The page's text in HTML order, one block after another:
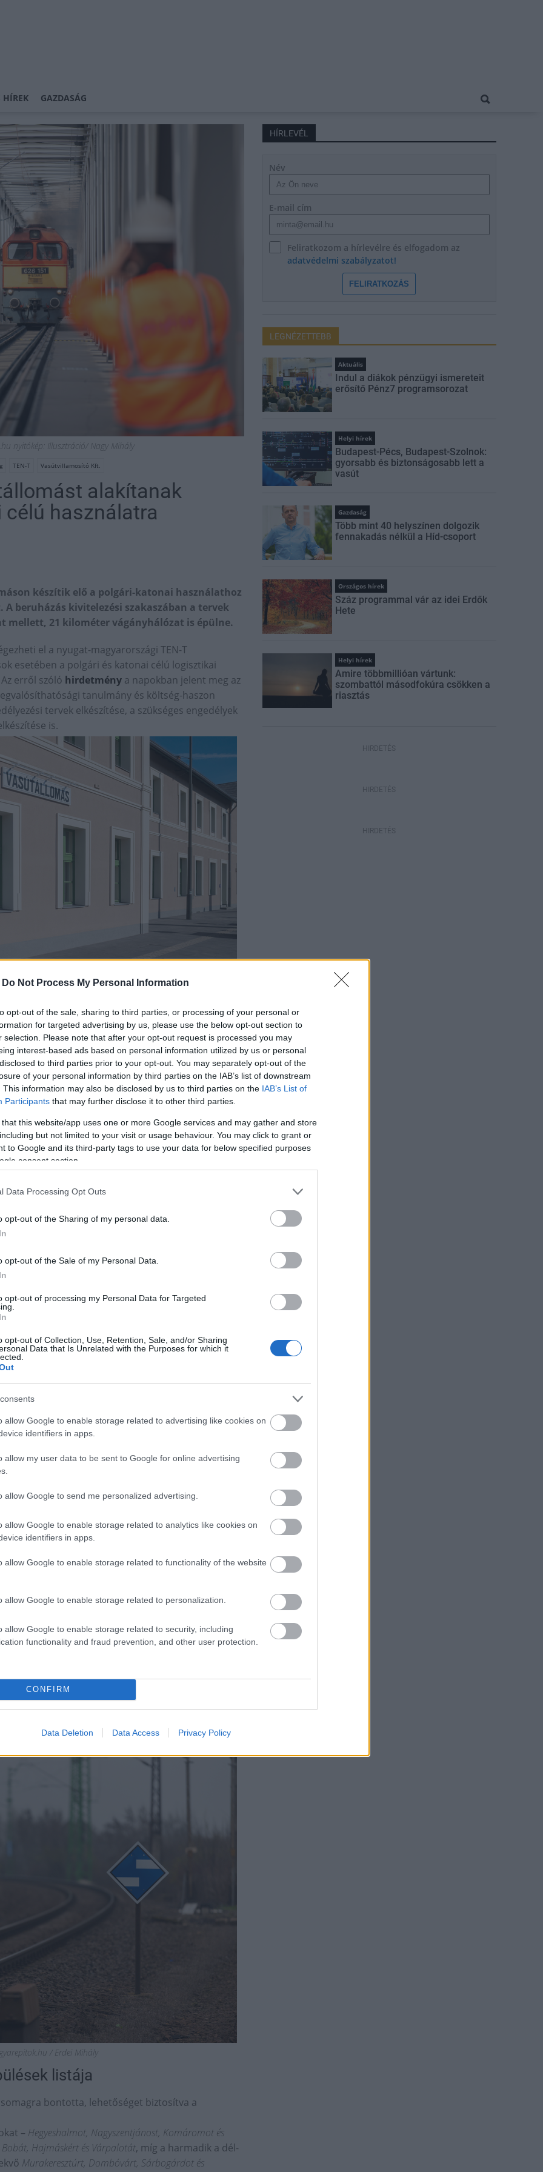
Do Not Process My Personal Information
opt-out of the sale, sharing to third parties, or processing of your personal or
for targeted advertising by us, please use the below opt-out section to
selection. Please note that after your opt-out request is processed you may
interest-based ads based on personal information utilized by us or personal
to third parties prior to your opt-out. You may separately opt-out of the
of your personal information by third parties on the IAB’s list of downstream
This information may also be disclosed by us to third parties on the IAB’s List of
Participants that may further disclose it to other third parties.
that this website/app uses one or more Google services and may gather and store
but not limited to your visit or usage behaviour. You may click to grant or
to Google and its third-party tags to use your data for below specified purposes
consent section.
Data Processing Opt Outs
opt-out of the Sharing of my personal data.
opt-out of the Sale of my Personal Data.
opt-out of processing my Personal Data for Targeted
opt-out of Collection, Use, Retention, Sale, and/or Sharing
Data that Is Unrelated with the Purposes for which it
allow Google to enable storage related to advertising like cookies on
identifiers in apps.
allow my user data to be sent to Google for online advertising
allow Google to send me personalized advertising.
allow Google to enable storage related to analytics like cookies on
identifiers in apps.
allow Google to enable storage related to functionality of the website
allow Google to enable storage related to personalization.
allow Google to enable storage related to security, including
functionality and fraud prevention, and other user protection.
CONFIRM
Data Deletion Data Access Privacy Policy
HÍREK GAZDASÁG
nyitókép: Illusztráció/ Nagy Mihály
TEN-T Vasútvillamosító Kft.
alakítanak
használatra
készítik elő a polgári-katonai használathoz
beruházás kivitelezési szakaszában a tervek
21 kilométer vágányhálózat is épülne.
el a nyugat-magyarországi TEN-T
esetében a polgári és katonai célú logisztikai
erről szóló hirdetmény a napokban jelent meg az
tanulmány és költség-haszon
tervek elkészítése, a szükséges engedélyek
is.
/ Erdei Mihály
közösen, társkedvezményezettként valósítja
Unió CEF-T-2021-MILMOB-STUDIES
projekt pozitív uniós elbírálását követően 2022.
térségében található vasútállomások olyan
amelyek lehetővé teszik a polgári és katonai
állomást fejlesztenének
biztonságát és ellenállóképességét növeli,
az európai védelmi mobilitási hálózatban.
terjed ki, köztük Almásfüzitő, Komárom,
állomásaira, valamint olyan megállókra,
vasúti áruszállításban.
/ Dernovics Tamás
vágányok épülnének
cseréjét, - amelyek mindegyikét be kell kötni a
folyóméter vágányépítés és két kilométer
/ Erdei Mihály
listája
bontotta, lehetőséget biztosítva a
– Hegyeshalmot, Nagyszentjánost, Komáromot és
Bobát, Hajmáskért és Várpalotát, míg a harmadik a dél-
Murakeresztúrt, Dombóvárt, Sárbogárdot és
HÍRLEVÉL
Név
E-mail cím
Feliratkozom a hírlevélre és elfogadom az
adatvédelmi szabályzatot!
FELIRATKOZÁS
LEGNÉZETTEBB
Aktuális
Indul a diákok pénzügyi ismereteit
erősítő Pénz7 programsorozat
Helyi hírek
Budapest-Pécs, Budapest-Szolnok:
gyorsabb és biztonságosabb lett a
vasút
Gazdaság
Több mint 40 helyszínen dolgozik
fennakadás nélkül a Híd-csoport
Országos hírek
Száz programmal vár az idei Erdők
Hete
Helyi hírek
Amire többmillióan vártunk:
szombattól másodfokúra csökken a
riasztás
HIRDETÉS
HIRDETÉS
HIRDETÉS